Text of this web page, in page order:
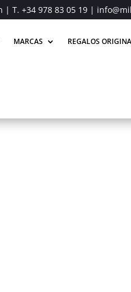
| T. +34 978 83 05 19|
MARCAS REGALOS